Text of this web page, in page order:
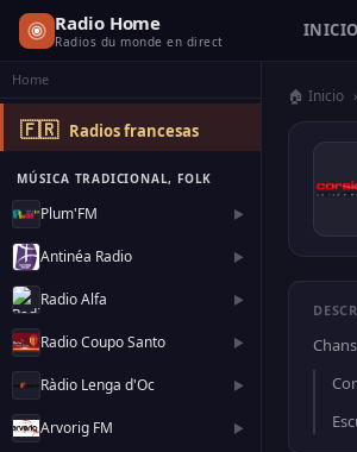
Radio Home
Radios du monde en direct
INICIO
Home
🇫🇷 Radios francesas
MÚSICA TRADICIONAL, FOLK
Plum'FM ▶
Antinéa Radio ▶
Radio Alfa ▶
Radio Coupo Santo ▶
Ràdio Lenga d'Oc ▶
Arvorig FM ▶
🏠 Inicio ›